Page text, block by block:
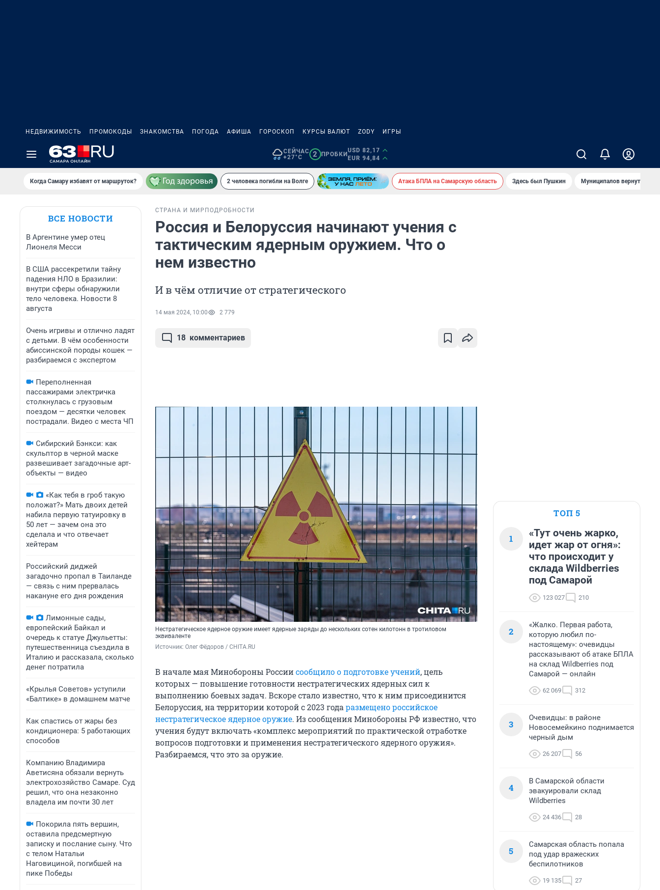
НЕДВИЖИМОСТЬ ПРОМОКОДЫ ЗНАКОМСТВА ПОГОДА АФИША ГОРОСКОП КУРСЫ ВАЛЮТ ZODY ИГРЫ
СЕЙЧАС
+27°C
2 ПРОБКИ
USD 82,17
EUR 94,84
Когда Самару избавят от маршруток? 2 человека погибли на Волге Атака БПЛА на Самарскую область Здесь был Пушкин Муниципалов вернут на
ВСЕ НОВОСТИ
В Аргентине умер отец
Лионеля Месси
В США рассекретили тайну
падения НЛО в Бразилии:
внутри сферы обнаружили
тело человека. Новости 8
августа
Очень игривы и отлично ладят
с детьми. В чём особенности
абиссинской породы кошек —
разбираемся с экспертом
Переполненная
пассажирами электричка
столкнулась с грузовым
поездом — десятки человек
пострадали. Видео с места ЧП
Сибирский Бэнкси: как
скульптор в черной маске
развешивает загадочные арт-
объекты — видео
«Как тебя в гроб такую
положат?» Мать двоих детей
набила первую татуировку в
50 лет — зачем она это
сделала и что отвечает
хейтерам
Российский диджей
загадочно пропал в Таиланде
— связь с ним прервалась
накануне его дня рождения
Лимонные сады,
европейский Байкал и
очередь к статуе Джульетты:
путешественница съездила в
Италию и рассказала, сколько
денег потратила
«Крылья Советов» уступили
«Балтике» в домашнем матче
Как спастись от жары без
кондиционера: 5 работающих
способов
Компанию Владимира
Аветисяна обязали вернуть
электрохозяйство Самаре. Суд
решил, что она незаконно
владела им почти 30 лет
Покорила пять вершин,
оставила предсмертную
записку и послание сыну. Что
с телом Натальи
Наговициной, погибшей на
пике Победы
СТРАНА И МИР ПОДРОБНОСТИ
Россия и Белоруссия начинают учения с
тактическим ядерным оружием. Что о
нем известно
И в чём отличие от стратегического
14 мая 2024, 10:00 2 779
18 комментариев
Нестратегическое ядерное оружие имеет ядерные заряды до нескольких сотен килотонн в тротиловом
эквиваленте
Источник: Олег Фёдоров / CHITA.RU
В начале мая Минобороны Россиисообщило о подготовке учений, цель
которых — повышение готовности нестратегических ядерных сил к
выполнению боевых задач. Вскоре стало известно, что к ним присоединится
Белоруссия, на территории которой с 2023 года размещено российское
нестратегическое ядерное оружие. Из сообщения Минобороны РФ известно, что
учения будут включать «комплекс мероприятий по практической отработке
вопросов подготовки и применения нестратегического ядерного оружия».
Разбираемся, что это за оружие.
ТОП 5
1
«Тут очень жарко,
идет жар от огня»:
что происходит у
склада Wildberries
под Самарой
123 027 210
2
«Жалко. Первая работа,
которую любил по-
настоящему»: очевидцы
рассказывают об атаке БПЛА
на склад Wildberries под
Самарой — онлайн
62 069 312
3
Очевидцы: в районе
Новосемейкино поднимается
черный дым
26 207 56
4
В Самарской области
эвакуировали склад
Wildberries
24 436 28
5
Самарская область попала
под удар вражеских
беспилотников
19 135 27